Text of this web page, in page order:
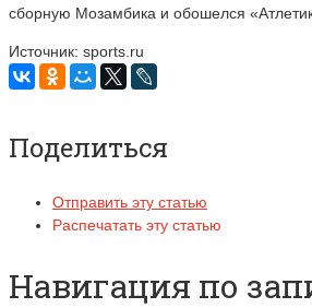
сборную Мозамбика и обошелся
Источник: sports.ru
Поделиться
Отправить эту статью
Распечатать эту статью
Навигация по